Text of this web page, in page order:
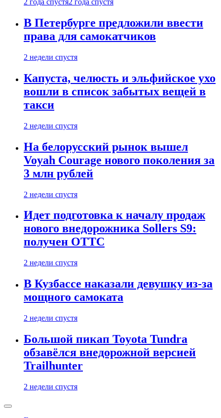
2 года спустя2 года спустя
В Петербурге предложили ввести
права для самокатчиков
2 недели спустя
Капуста, челюсть и эльфийское ухо
вошли в список забытых вещей в
такси
2 недели спустя
На белорусский рынок вышел
Voyah Courage нового поколения за
3 млн рублей
2 недели спустя
Идет подготовка к началу продаж
нового внедорожника Sollers S9:
получен ОТТС
2 недели спустя
В Кузбассе наказали девушку из-за
мощного самоката
2 недели спустя
Большой пикап Toyota Tundra
обзавёлся внедорожной версией
Trailhunter
2 недели спустя